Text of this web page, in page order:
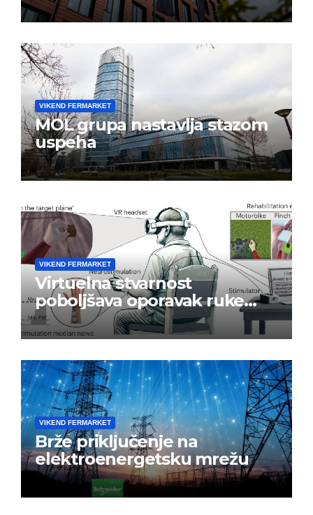
VIKEND FERMARKET
MOL grupa nastavlja stazom
uspeha
VIKEND FERMARKET
Virtuelna stvarnost
poboljšava oporavak ruke
nakon moždanog udara
VIKEND FERMARKET
Brže priključenje na
elektroenergetsku mrežu